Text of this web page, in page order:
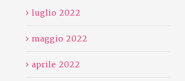
luglio 2022
maggio 2022
aprile 2022